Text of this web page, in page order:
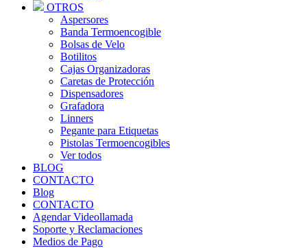
OTROS
Aspersores
Banda Termoencogible
Bolsas de Velo
Botilitos
Cajas Organizadoras
Caretas de Protección
Dispensadores
Grafadora
Linners
Pegante para Etiquetas
Pistolas Termoencogibles
Ver todos
BLOG
CONTACTO
Blog
CONTACTO
Agendar Videollamada
Soporte y Reclamaciones
Medios de Pago